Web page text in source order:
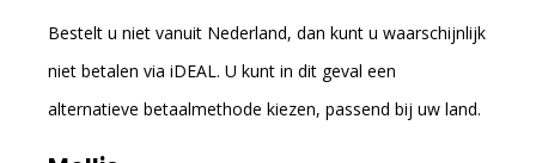
Bestelt u niet vanuit Nederland, dan kunt u waarschijnlijk
niet betalen via iDEAL. U kunt in dit geval een
alternatieve betaalmethode kiezen, passend bij uw land.